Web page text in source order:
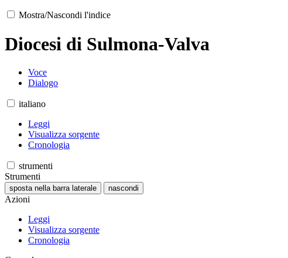
Mostra/Nascondi l'indice
Diocesi di Sulmona-Valva
Voce
Dialogo
italiano
Leggi
Visualizza sorgente
Cronologia
strumenti
Strumenti
sposta nella barra laterale nascondi
Azioni
Leggi
Visualizza sorgente
Cronologia